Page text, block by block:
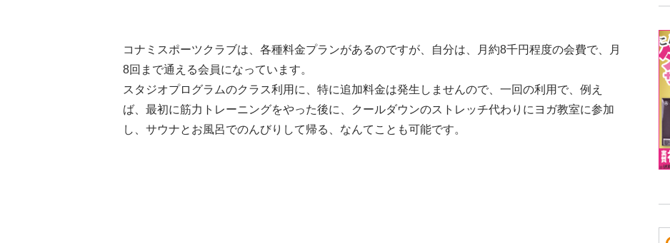
コナミスポーツクラブは、各種料金プランがあるのですが、自分は、月約8千円程度の会費で、月
8回まで通える会員になっています。
スタジオプログラムのクラス利用に、特に追加料金は発生しませんので、一回の利用で、例え
ば、最初に筋力トレーニングをやった後に、クールダウンのストレッチ代わりにヨガ教室に参加
し、サウナとお風呂でのんびりして帰る、なんてことも可能です。